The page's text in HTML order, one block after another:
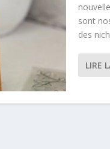
sont
des
LIRE